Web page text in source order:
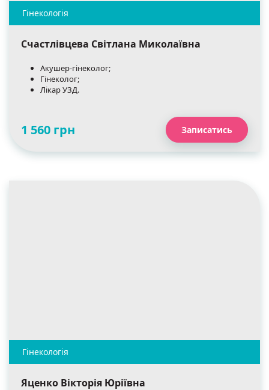
Счастлівцева Світлана Миколаївна
Акушер-гінеколог;
Гінеколог;
Лікар УЗД.
1 560 грн Записатись
Яценко Вікторія Юріївна